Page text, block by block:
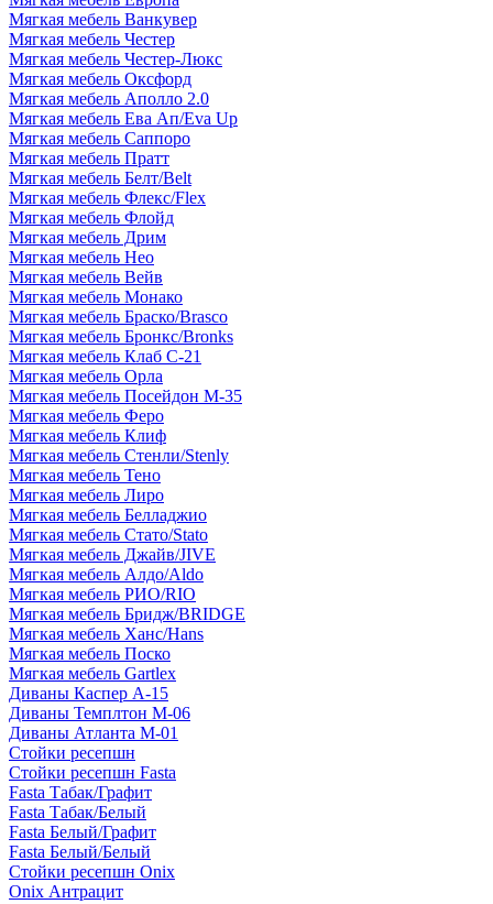
Мягкая мебель Ванкувер
Мягкая мебель Честер
Мягкая мебель Честер-Люкс
Мягкая мебель Оксфорд
Мягкая мебель Аполло 2.0
Мягкая мебель Ева Ап/Eva Up
Мягкая мебель Саппоро
Мягкая мебель Пратт
Мягкая мебель Белт/Belt
Мягкая мебель Флекс/Flex
Мягкая мебель Флойд
Мягкая мебель Дрим
Мягкая мебель Нео
Мягкая мебель Вейв
Мягкая мебель Монако
Мягкая мебель Браско/Brasco
Мягкая мебель Бронкс/Bronks
Мягкая мебель Клаб С-21
Мягкая мебель Орла
Мягкая мебель Посейдон М-35
Мягкая мебель Феро
Мягкая мебель Клиф
Мягкая мебель Стенли/Stenly
Мягкая мебель Тено
Мягкая мебель Лиро
Мягкая мебель Белладжио
Мягкая мебель Стато/Stato
Мягкая мебель Джайв/JIVE
Мягкая мебель Алдо/Aldo
Мягкая мебель РИО/RIO
Мягкая мебель Бридж/BRIDGE
Мягкая мебель Ханс/Hans
Мягкая мебель Поско
Мягкая мебель Gartlex
Диваны Каспер А-15
Диваны Темплтон М-06
Диваны Атланта М-01
Стойки ресепшн
Стойки ресепшн Fasta
Fasta Табак/Графит
Fasta Табак/Белый
Fasta Белый/Графит
Fasta Белый/Белый
Стойки ресепшн Onix
Onix Антрацит